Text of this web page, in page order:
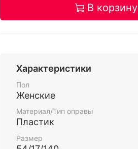
В корзину
Характеристики
Пол
Женские
Материал/Тип оправы
Пластик
Размер